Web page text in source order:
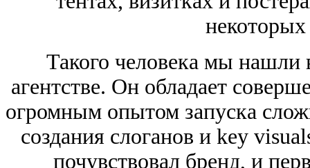
некоторых
Такого человека мы
агентстве. Он обладает
огромным опытом запуска
создания слоганов и key
почувствовал бренд, и